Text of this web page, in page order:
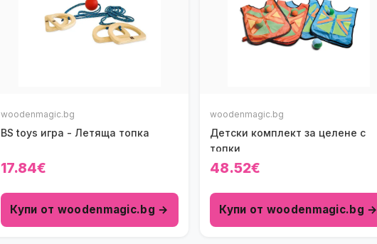
woodenmagic.bg
BS toys игра - Летяща топка
17.84€
Купи от woodenmagic.bg →
woodenmagic.bg
Детски комплект за целене с
топки
48.52€
Купи от woodenmagic.bg →